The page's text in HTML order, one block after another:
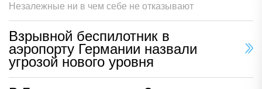
Незалежные ни в чем себе не отказывают
Взрывной беспилотник в
аэропорту Германии назвали
угрозой нового уровня